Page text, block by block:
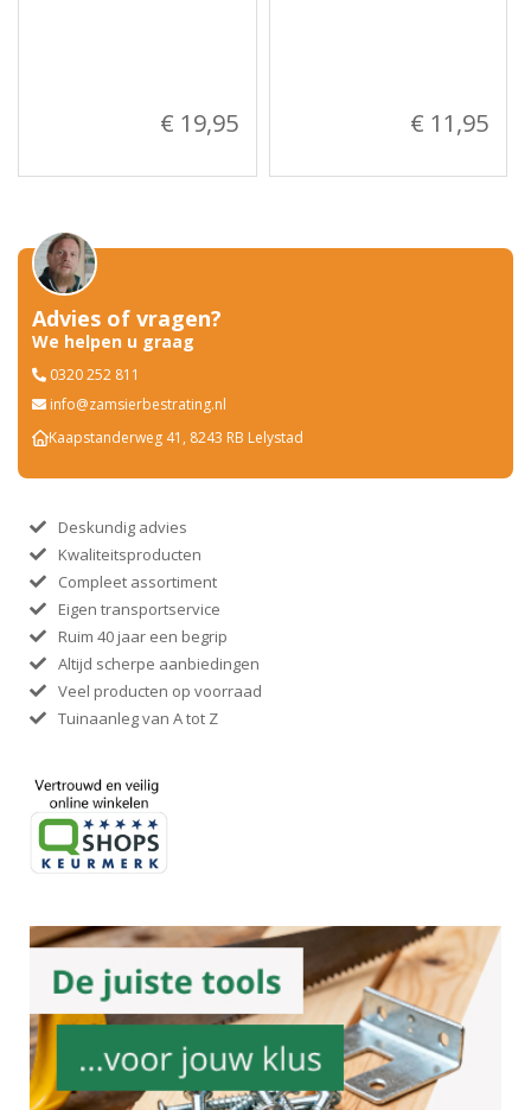
€ 19,95 € 11,95
Advies of vragen?
We helpen u graag
0320 252 811
info@zamsierbestrating.nl
Kaapstanderweg 41, 8243 RB Lelystad
Deskundig advies
Kwaliteitsproducten
Compleet assortiment
Eigen transportservice
Ruim 40 jaar een begrip
Altijd scherpe aanbiedingen
Veel producten op voorraad
Tuinaanleg van A tot Z